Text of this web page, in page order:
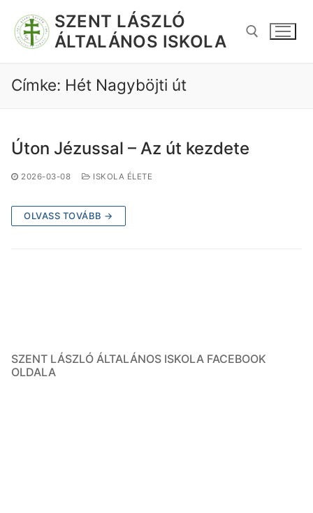
SZENT LÁSZLÓ
ÁLTALÁNOS ISKOLA
Címke: Hét Nagyböjti út
Úton Jézussal – Az út kezdete
2026-03-08 ISKOLA ÉLETE
OLVASS TOVÁBB →
SZENT LÁSZLÓ ÁLTALÁNOS ISKOLA FACEBOOK
OLDALA